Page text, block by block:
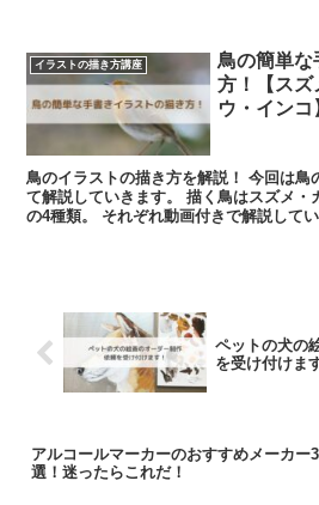
イラストの描き方講座
鳥の簡単な
方！【スズ
ウ・インコ
鳥のイラストの描き方を解説！ 今回は鳥
て解説していきます。 描く鳥はスズメ・
の4種類。 それぞれ動画付きで解説してい
ペットの犬の
を受け付けま
アルコールマーカーのおすすめメーカー3
選！迷ったらこれだ！